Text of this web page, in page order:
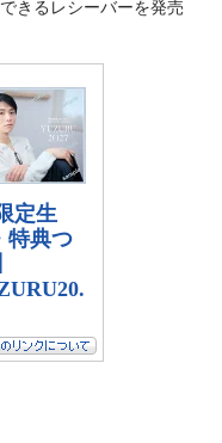
きるレシーバーを発売